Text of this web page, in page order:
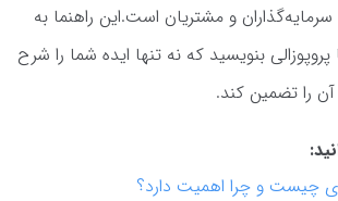
و مشتریان است.این راهنما به
بنویسید که نه تنها ایده شما را شرح
را تضمین کند.
چیست و چرا اهمیت دارد؟